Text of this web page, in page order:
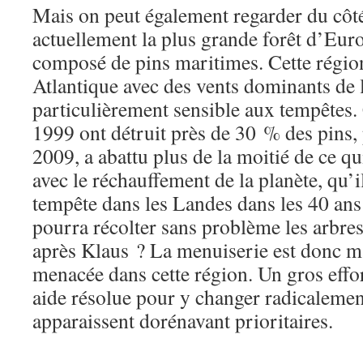
Mais on peut également regarder du
actuellement la plus grande forêt
composé de pins maritimes. Cette
Atlantique avec des vents dominants de
particulièrement sensible aux
1999 ont détruit près de 30 % des
2009, a abattu plus de la moitié de ce
avec le réchauffement de la planète,
tempête dans les Landes dans les 40
pourra récolter sans problème les
après Klaus ? La menuiserie est donc
menacée dans cette région. Un gros
aide résolue pour y changer
apparaissent dorénavant prioritaires.